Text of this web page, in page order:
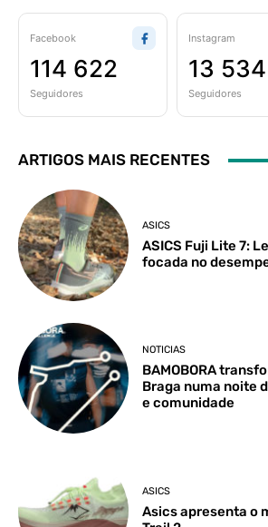
Facebook
114 622
Seguidores
Instagram
13 534
Seguidores
ARTIGOS MAIS RECENTES
ASICS
ASICS Fuji Lite 7:
focada no
NOTICIAS
BAMOBORA
Braga numa noite
e comunidade
ASICS
Asics apresenta o